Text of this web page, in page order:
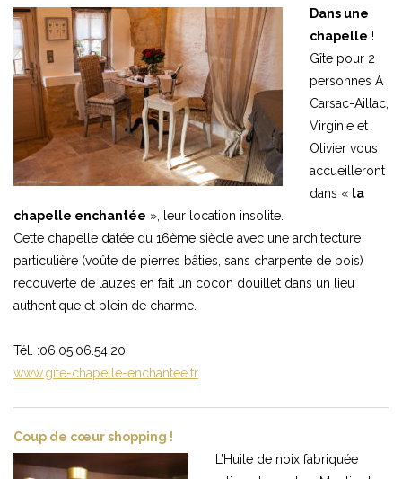
Dans une
chapelle !
Gîte pour 2
personnes A
Carsac-Aillac,
Virginie et
Olivier vous
accueilleront
dans « la
chapelle enchantée », leur location insolite.
Cette chapelle datée du 16ème siècle avec une architecture
particulière (voûte de pierres bâties, sans charpente de bois)
recouverte de lauzes en fait un cocon douillet dans un lieu
authentique et plein de charme.
Tél. :06.05.06.54.20
www.gite-chapelle-enchantee.fr
Coup de cœur shopping !
L’Huile de noix fabriquée